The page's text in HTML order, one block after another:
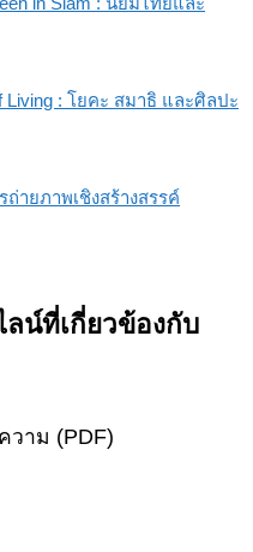
Living : โยคะ สมาธิ และศิลปะ
ถ่ายภาพเชิงสร้างสรรค์
น์ที่เกี่ยวข้องกับ
วาม (PDF)